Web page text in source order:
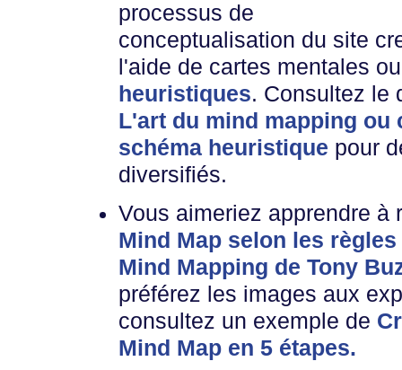
processus de
conceptualisation du site
l'aide de cartes mentales
heuristiques. Consultez le
L'art du mind mapping ou
schéma heuristique pour
diversifiés.
Vous aimeriez apprendre à
Mind Map selon les
Mind Mapping de Tony
préférez les images aux
consultez un exemple de
Mind Map en 5 étapes.